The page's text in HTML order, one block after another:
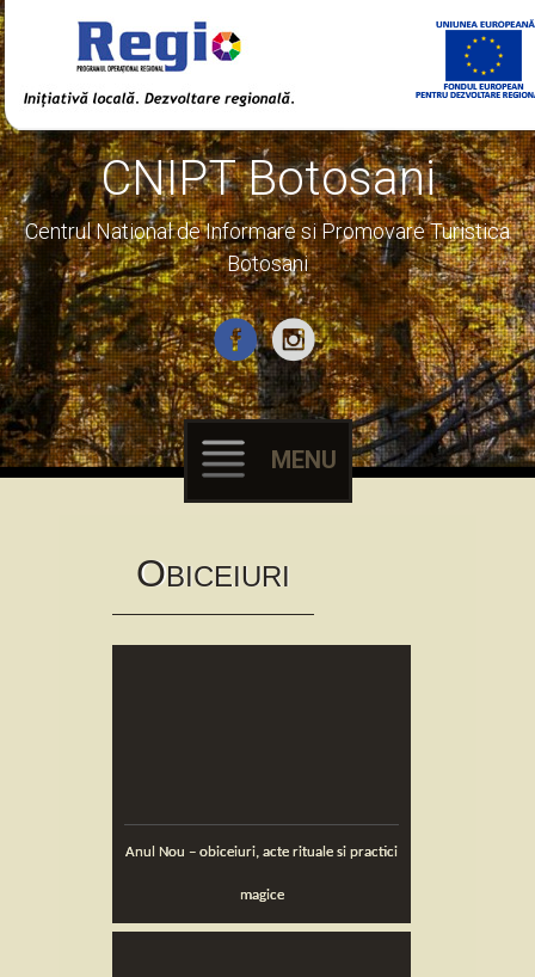
CNIPT Botosani
Centrul National de Informare si Promovare Turistica
Botosani
MENU
to
OBICEIURI
Anul Nou – obiceiuri, acte rituale si practici
magice